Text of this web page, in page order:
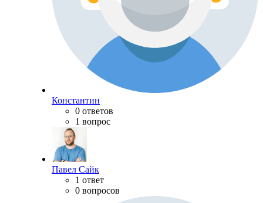
Константин
0 ответов
1 вопрос
Павел Сайк
1 ответ
0 вопросов